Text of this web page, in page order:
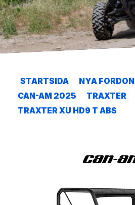
STARTSIDA
NYA FORDON
CAN-AM 2025
TRAXTER
TRAXTER XU HD9 T ABS